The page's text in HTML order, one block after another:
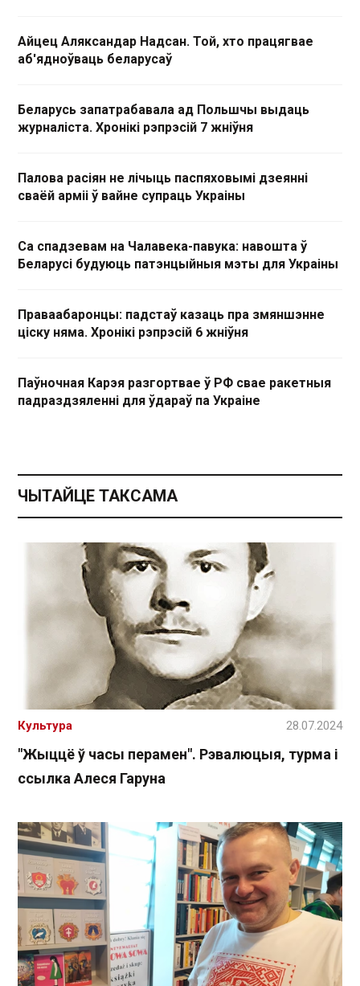
Айцец Аляксандар Надсан. Той, хто працягвае
аб'ядноўваць беларусаў
Беларусь запатрабавала ад Польшчы выдаць
журналіста. Хронікі рэпрэсій 7 жніўня
Палова расіян не лічыць паспяховымі дзеянні
сваёй арміі ў вайне супраць Украіны
Са спадзевам на Чалавека-павука: навошта ў
Беларусі будуюць патэнцыйныя мэты для Украіны
Праваабаронцы: падстаў казаць пра змяншэнне
ціску няма. Хронікі рэпрэсій 6 жніўня
Паўночная Карэя разгортвае ў РФ свае ракетныя
падраздзяленні для ўдараў па Украіне
ЧЫТАЙЦЕ ТАКСАМА
"Жыццё ў часы перамен". Рэвалюцыя, турма і
ссылка Алеся Гаруна
Культура 28.07.2024